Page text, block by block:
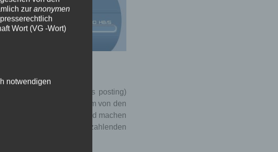
(siehe letztes posting)
jahre 2003-2004. dumm von den
geschützter filme geld machen
von den ca. 45.000 zahlenden
zur anonymen
Wort (VG -Wort)
notwendigen